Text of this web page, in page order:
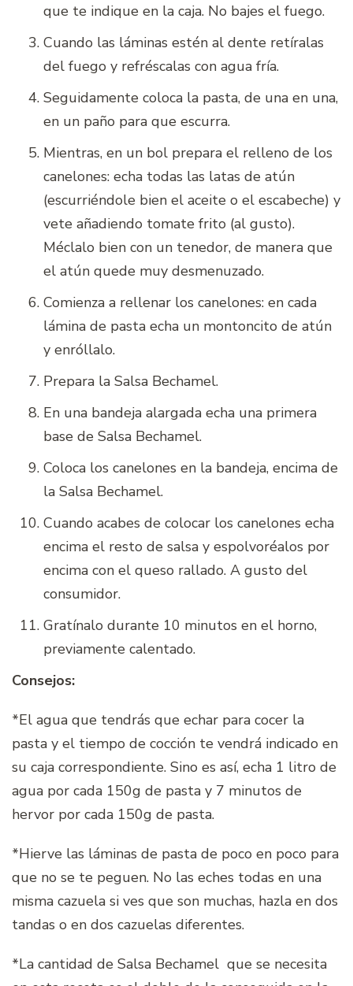
que te indique en la caja. No bajes el fuego.
Cuando las láminas estén al dente retíralas
del fuego y refréscalas con agua fría.
Seguidamente coloca la pasta, de una en una,
en un paño para que escurra.
Mientras, en un bol prepara el relleno de los
canelones: echa todas las latas de atún
(escurriéndole bien el aceite o el escabeche) y
vete añadiendo tomate frito (al gusto).
Méclalo bien con un tenedor, de manera que
el atún quede muy desmenuzado.
Comienza a rellenar los canelones: en cada
lámina de pasta echa un montoncito de atún
y enróllalo.
Prepara la Salsa Bechamel.
En una bandeja alargada echa una primera
base de Salsa Bechamel.
Coloca los canelones en la bandeja, encima de
la Salsa Bechamel.
Cuando acabes de colocar los canelones echa
encima el resto de salsa y espolvoréalos por
encima con el queso rallado. A gusto del
consumidor.
Gratínalo durante 10 minutos en el horno,
previamente calentado.
Consejos:
*El agua que tendrás que echar para cocer la
pasta y el tiempo de cocción te vendrá indicado en
su caja correspondiente. Sino es así, echa 1 litro de
agua por cada 150g de pasta y 7 minutos de
hervor por cada 150g de pasta.
*Hierve las láminas de pasta de poco en poco para
que no se te peguen. No las eches todas en una
misma cazuela si ves que son muchas, hazla en dos
tandas o en dos cazuelas diferentes.
*La cantidad de Salsa Bechamel que se necesita